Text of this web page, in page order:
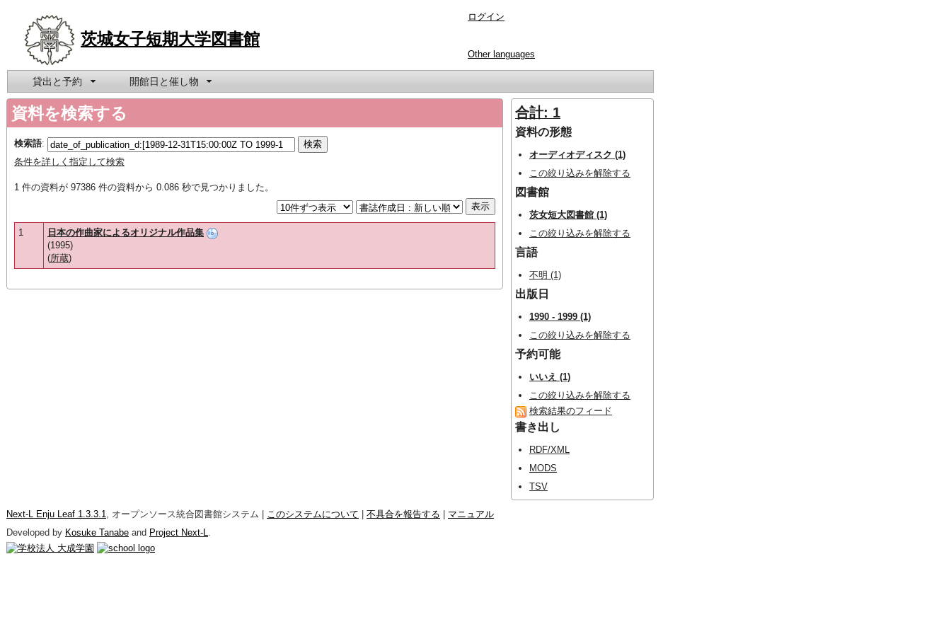
茨城女子短期大学図書館
ログイン
Other languages
貸出と予約 開館日と催し物
資料を検索する
検索語:
条件を詳しく指定して検索
1 件の資料が 97386 件の資料から 0.086 秒で見つかりました。
1
日本の作曲家によるオリジナル作品集
(1995)
(所蔵)
合計: 1
資料の形態
オーディオディスク (1)
この絞り込みを解除する
図書館
茨女短大図書館 (1)
この絞り込みを解除する
言語
不明 (1)
出版日
1990 - 1999 (1)
この絞り込みを解除する
予約可能
いいえ (1)
この絞り込みを解除する
検索結果のフィード
書き出し
RDF/XML
MODS
TSV
Next-L Enju Leaf 1.3.3.1, オープンソース統合図書館システム | このシステムについて 不具合を報告する
マニュアル
Developed by Kosuke Tanabe and Project Next-L.